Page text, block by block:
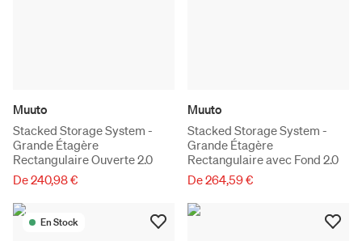
Muuto
Stacked Storage System -
Grande Étagère
Rectangulaire Ouverte 2.0
De 240,98 €
Muuto
Stacked Storage System -
Grande Étagère
Rectangulaire avec Fond 2.0
De 264,59 €
En Stock